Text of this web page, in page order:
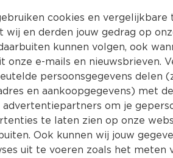
cookies en vergelijkbare
wij en derden jouw gedrag op
kunnen volgen, ook
onze e-mails en nieuwsbrieven.
persoonsgegevens delen
en aankoopgegevens) met
advertentiepartners om je
te laten zien op onze
Ook kunnen wij jouw
uit te voeren zoals het meten